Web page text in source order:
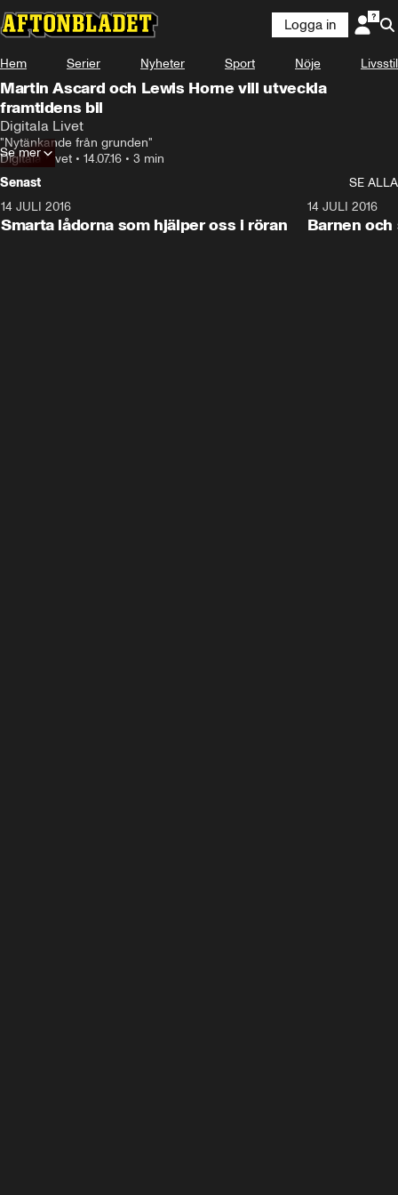
Logga in
Hem Serier Nyheter Sport Nöje Livsstil
Martin Ascard och Lewis Horne vill utveckla
framtidens bil
Digitala Livet
"Nytänkande från grunden"
Digitala Livet • 14.07.16 • 3 min
Se mer
Senast
SE ALLA
14 JULI 2016
Smarta lådorna som hjälper oss i röran
14 JULI 2016
Barnen och